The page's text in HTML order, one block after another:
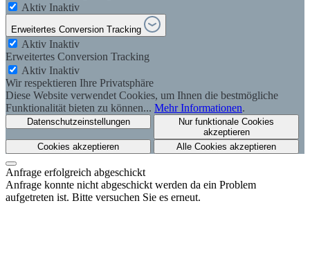
Aktiv Inaktiv
Erweitertes Conversion Tracking
Aktiv Inaktiv
Erweitertes Conversion Tracking
Aktiv Inaktiv
Wir respektieren Ihre Privatsphäre
Diese Website verwendet Cookies, um Ihnen die bestmögliche
Funktionalität bieten zu können... Mehr Informationen.
Datenschutzeinstellungen
Nur funktionale Cookies
akzeptieren
Cookies akzeptieren
Alle Cookies akzeptieren
Anfrage erfolgreich abgeschickt
Anfrage konnte nicht abgeschickt werden da ein Problem
aufgetreten ist. Bitte versuchen Sie es erneut.